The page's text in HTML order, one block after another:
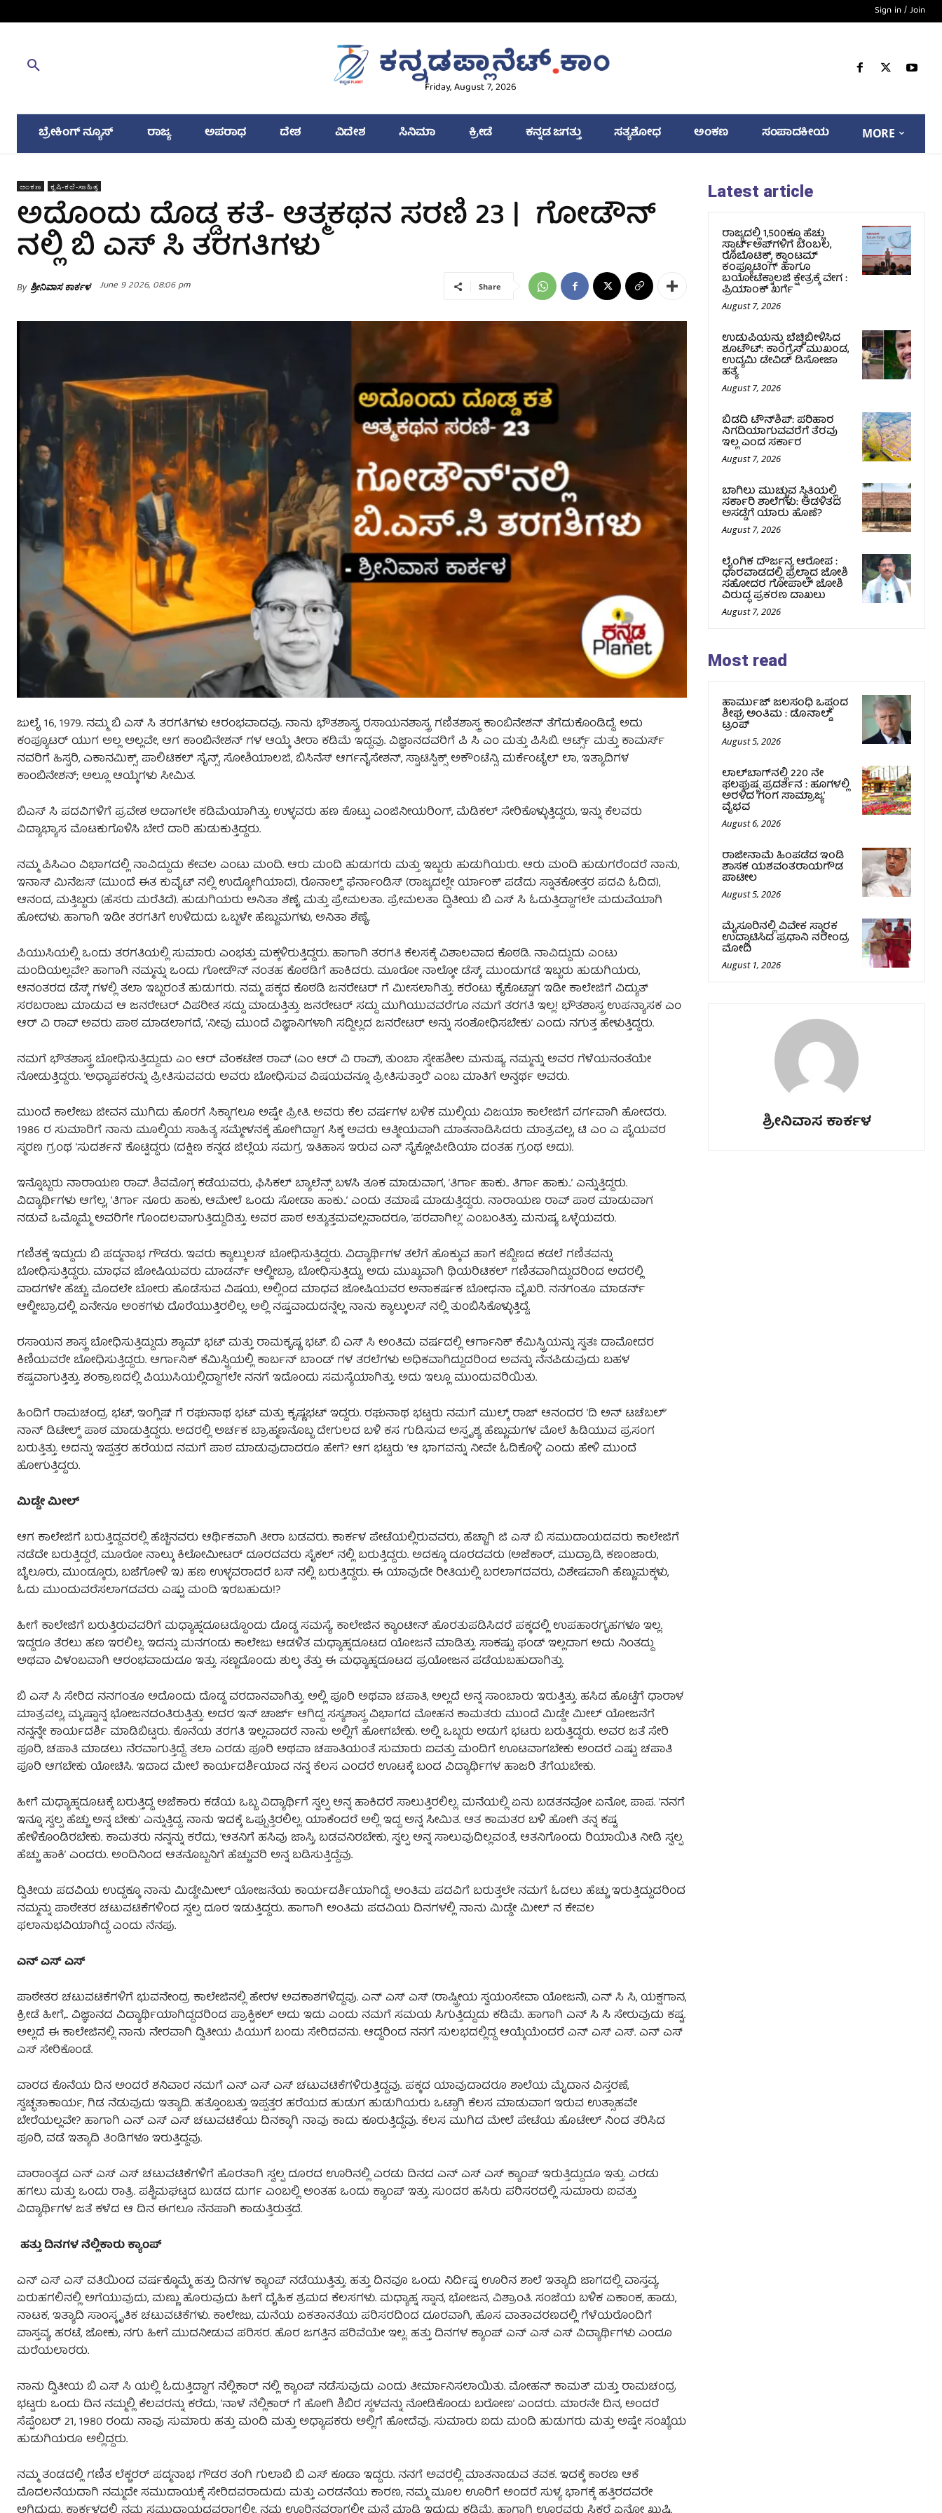
Sign in / Join
Friday, August 7, 2026
ಬ್ರೇಕಿಂಗ್ ನ್ಯೂಸ್ ರಾಜ್ಯ ಅಪರಾಧ ದೇಶ ವಿದೇಶ ಸಿನಿಮಾ ಕ್ರೀಡೆ ಕನ್ನಡ ಜಗತ್ತು ಸತ್ಯಶೋಧ ಅಂಕಣ ಸಂಪಾದಕೀಯ MORE
ಅಂಕಣ ಕೃಷಿ-ಕಲೆ-ಸಾಹಿತ್ಯ
ಅದೊಂದು ದೊಡ್ಡ ಕತೆ- ಆತ್ಮಕಥನ ಸರಣಿ 23 | ಗೋಡೌನ್‌
ನಲ್ಲಿ ಬಿ ಎಸ್‌ ಸಿ ತರಗತಿಗಳು
By ಶ್ರೀನಿವಾಸ ಕಾರ್ಕಳ June 9 2026, 08:06 pm Share
ಜುಲೈ 16, 1979. ನಮ್ಮ ಬಿ ಎಸ್‌ ಸಿ ತರಗತಿಗಳು ಆರಂಭವಾದವು. ನಾನು ಭೌತಶಾಸ್ತ್ರ, ರಸಾಯನಶಾಸ್ತ್ರ, ಗಣಿತಶಾಸ್ತ್ರ ಕಾಂಬಿನೇಶನ್‌ ತೆಗೆದುಕೊಂಡಿದ್ದೆ. ಅದು
ಕಂಪ್ಯೂಟರ್‌ ಯುಗ ಅಲ್ಲ ಅಲ್ಲವೇ, ಆಗ ಕಾಂಬಿನೇಶನ್‌ ಗಳ ಆಯ್ಕೆ ತೀರಾ ಕಡಿಮೆ ಇದ್ದವು. ವಿಜ್ಞಾನದವರಿಗೆ ಪಿ ಸಿ ಎಂ ಮತ್ತು ಪಿಸಿಬಿ. ಆರ್ಟ್ಸ್‌ ಮತ್ತು ಕಾಮರ್ಸ್‌
ನವರಿಗೆ ಹಿಸ್ಟರಿ, ಎಕಾನಮಿಕ್ಸ್‌, ಪಾಲಿಟಿಕಲ್‌ ಸೈನ್ಸ್‌, ಸೋಶಿಯಾಲಜಿ, ಬಿಸಿನೆಸ್‌ ಆರ್ಗನೈಸೇಶನ್‌, ಸ್ಟಾಟಿಸ್ಟಿಕ್ಸ್‌ ಅಕೌಂಟೆನ್ಸಿ, ಮರ್ಕೆಂಟೈಲ್‌ ಲಾ, ಇತ್ಯಾದಿಗಳ
ಕಾಂಬಿನೇಶನ್; ಅಲ್ಲೂ ಆಯ್ಕೆಗಳು ಸೀಮಿತ.
ಬಿಎಸ್‌ ಸಿ ಪದವಿಗಳಿಗೆ ಪ್ರವೇಶ ಅದಾಗಲೇ ಕಡಿಮೆಯಾಗಿತ್ತು. ಉಳ್ಳವರು ಹಣ ಕೊಟ್ಟು ಎಂಜಿನೀಯರಿಂಗ್‌, ಮೆಡಿಕಲ್‌ ಸೇರಿಕೊಳ್ಳುತ್ತಿದ್ದರು, ಇನ್ನು ಕೆಲವರು
ವಿದ್ಯಾಭ್ಯಾಸ ಮೊಟಕುಗೊಳಿಸಿ ಬೇರೆ ದಾರಿ ಹುಡುಕುತ್ತಿದ್ದರು.
ನಮ್ಮ ಪಿಸಿಎಂ ವಿಭಾಗದಲ್ಲಿ ನಾವಿದ್ದುದು ಕೇವಲ ಎಂಟು ಮಂದಿ. ಆರು ಮಂದಿ ಹುಡುಗರು ಮತ್ತು ಇಬ್ಬರು ಹುಡುಗಿಯರು. ಆರು ಮಂದಿ ಹುಡುಗರೆಂದರೆ ನಾನು,
ಇನಾಸ್‌ ಮಿನೆಜಸ್‌ (ಮುಂದೆ ಈತ ಕುವೈಟ್‌ ನಲ್ಲಿ ಉದ್ಯೋಗಿಯಾದ), ರೊನಾಲ್ಡ್‌ ಫೆರ್ನಾಂಡಿಸ್‌ (ರಾಜ್ಯದಲ್ಲೇ ರ್ಯಾಂಕ್ ಪಡೆದು ಸ್ನಾತಕೋತ್ತರ ಪದವಿ ಓದಿದ),
ಆನಂದ, ಮತ್ತಿಬ್ಬರು (ಹೆಸರು ಮರೆತಿದೆ). ಹುಡುಗಿಯರು ಅನಿತಾ ಶೆಣೈ ಮತ್ತು ಪ್ರೇಮಲತಾ. ಪ್ರೇಮಲತಾ ದ್ವಿತೀಯ ಬಿ ಎಸ್‌ ಸಿ ಓದುತ್ತಿದ್ದಾಗಲೇ ಮದುವೆಯಾಗಿ
ಹೋದಳು. ಹಾಗಾಗಿ ಇಡೀ ತರಗತಿಗೆ ಉಳಿದುದು ಒಬ್ಬಳೇ ಹೆಣ್ಣುಮಗಳು, ಅನಿತಾ ಶೆಣೈ.
ಪಿಯುಸಿಯಲ್ಲಿ ಒಂದು ತರಗತಿಯಲ್ಲಿ ಸುಮಾರು ಎಂಭತ್ತು ಮಕ್ಕಳಿರುತ್ತಿದ್ದರು. ಹಾಗಾಗಿ ತರಗತಿ ಕೆಲಸಕ್ಕೆ ವಿಶಾಲವಾದ ಕೊಠಡಿ. ನಾವಿದ್ದುದು ಎಂಟು
ಮಂದಿಯಲ್ಲವೇ? ಹಾಗಾಗಿ ನಮ್ಮನ್ನು ಒಂದು ಗೋಡೌನ್‌ ನಂತಹ ಕೊಠಡಿಗೆ ಹಾಕಿದರು. ಮೂರೋ ನಾಲ್ಕೋ ಡೆಸ್ಕ್. ಮುಂದುಗಡೆ ಇಬ್ಬರು ಹುಡುಗಿಯರು,
ಆನಂತರದ ಡೆಸ್ಕ್‌ ಗಳಲ್ಲಿ ತಲಾ ಇಬ್ಬರಂತೆ ಹುಡುಗರು. ನಮ್ಮ ಪಕ್ಕದ ಕೊಠಡಿ ಜನರೇಟರ್‌ ಗೆ ಮೀಸಲಾಗಿತ್ತು. ಕರೆಂಟು ಕೈಕೊಟ್ಟಾಗ ಇಡೀ ಕಾಲೇಜಿಗೆ ವಿದ್ಯುತ್‌
ಸರಬರಾಜು ಮಾಡುವ ಆ ಜನರೇಟರ್‌ ವಿಪರೀತ ಸದ್ದು ಮಾಡುತ್ತಿತ್ತು. ಜನರೇಟರ್‌ ಸದ್ದು ಮುಗಿಯುವವರೆಗೂ ನಮಗೆ ತರಗತಿ ಇಲ್ಲ! ಭೌತಶಾಸ್ತ್ರ ಉಪನ್ಯಾಸಕ ಎಂ
ಆರ್‌ ವಿ ರಾವ್‌ ಅವರು ಪಾಠ ಮಾಡಲಾಗದೆ, ʼನೀವು ಮುಂದೆ ವಿಜ್ಞಾನಿಗಳಾಗಿ ಸದ್ದಿಲ್ಲದ ಜನರೇಟರ್‌ ಅನ್ನು ಸಂಶೋಧಿಸಬೇಕುʼ ಎಂದು ನಗುತ್ತ ಹೇಳುತ್ತಿದ್ದರು.
ನಮಗೆ ಭೌತಶಾಸ್ತ್ರ ಬೋಧಿಸುತ್ತಿದ್ದುದು ಎಂ ಆರ್‌ ವೆಂಕಟೇಶ ರಾವ್‌ (ಎಂ ಆರ್‌ ವಿ ರಾವ್), ತುಂಬಾ ಸ್ನೇಹಶೀಲ ಮನುಷ್ಯ. ನಮ್ಮನ್ನು ಅವರ ಗೆಳೆಯನಂತೆಯೇ
ನೋಡುತ್ತಿದ್ದರು. ʼಅಧ್ಯಾಪಕರನ್ನು ಪ್ರೀತಿಸುವವರು ಅವರು ಬೋಧಿಸುವ ವಿಷಯವನ್ನೂ ಪ್ರೀತಿಸುತ್ತಾರೆʼ ಎಂಬ ಮಾತಿಗೆ ಅನ್ವರ್ಥ ಅವರು.
ಮುಂದೆ ಕಾಲೇಜು ಜೀವನ ಮುಗಿದು ಹೊರಗೆ ಸಿಕ್ಕಾಗಲೂ ಅಷ್ಟೇ ಪ್ರೀತಿ. ಅವರು ಕೆಲ ವರ್ಷಗಳ ಬಳಿಕ ಮುಲ್ಕಿಯ ವಿಜಯಾ ಕಾಲೇಜಿಗೆ ವರ್ಗವಾಗಿ ಹೋದರು.
1986 ರ ಸುಮಾರಿಗೆ ನಾನು ಮೂಲ್ಕಿಯ ಸಾಹಿತ್ಯ ಸಮ್ಮೇಳನಕ್ಕೆ ಹೋಗಿದ್ದಾಗ ಸಿಕ್ಕ ಅವರು ಆತ್ಮೀಯವಾಗಿ ಮಾತನಾಡಿಸಿದರು ಮಾತ್ರವಲ್ಲ, ಟಿ ಎಂ ಎ ಪೈಯವರ
ಸ್ಮರಣ ಗ್ರಂಥ ʼಸುದರ್ಶನʼ ಕೊಟ್ಟಿದ್ದರು (ದಕ್ಷಿಣ ಕನ್ನಡ ಜಿಲ್ಲೆಯ ಸಮಗ್ರ ಇತಿಹಾಸ ಇರುವ ಎನ್‌ ಸೈಕ್ಲೋಪೀಡಿಯಾ ದಂತಹ ಗ್ರಂಥ ಅದು).
ಇನ್ನೊಬ್ಬರು ನಾರಾಯಣ ರಾವ್. ಶಿವಮೊಗ್ಗ ಕಡೆಯವರು, ಫಿಸಿಕಲ್‌ ಬ್ಯಾಲೆನ್ಸ್‌ ಬಳಸಿ ತೂಕ ಮಾಡುವಾಗ, ʼತಿರ್ಗಾ ಹಾಕು.. ತಿರ್ಗಾ ಹಾಕು..ʼ ಎನ್ನುತ್ತಿದ್ದರು.
ವಿದ್ಯಾರ್ಥಿಗಳು ಆಗೆಲ್ಲ, ʼತಿರ್ಗಾ ನೂರು ಹಾಕು, ಆಮೇಲೆ ಒಂದು ಸೋಡಾ ಹಾಕು..ʼ ಎಂದು ತಮಾಷೆ ಮಾಡುತ್ತಿದ್ದರು. ನಾರಾಯಣ ರಾವ್‌ ಪಾಠ ಮಾಡುವಾಗ
ನಡುವೆ ಒಮ್ಮೊಮ್ಮೆ ಅವರಿಗೇ ಗೊಂದಲವಾಗುತ್ತಿದ್ದುದಿತ್ತು. ಅವರ ಪಾಠ ಅತ್ಯುತ್ತಮವಲ್ಲವಾದರೂ, ʼಪರವಾಗಿಲ್ಲʼ ಎಂಬಂತಿತ್ತು. ಮನುಷ್ಯ ಒಳ್ಳೆಯವರು.
ಗಣಿತಕ್ಕೆ ಇದ್ದುದು ಬಿ ಪದ್ಮನಾಭ ಗೌಡರು. ಇವರು ಕ್ಯಾಲ್ಕುಲಸ್‌ ಬೋಧಿಸುತ್ತಿದ್ದರು. ವಿದ್ಯಾರ್ಥಿಗಳ ತಲೆಗೆ ಹೊಕ್ಕುವ ಹಾಗೆ ಕಬ್ಬಿಣದ ಕಡಲೆ ಗಣಿತವನ್ನು
ಬೋಧಿಸುತ್ತಿದ್ದರು. ಮಾಧವ ಜೋಷಿಯವರು ಮಾಡರ್ನ್‌ ಆಲ್ಜೀಬ್ರಾ ಬೋಧಿಸುತ್ತಿದ್ದು, ಅದು ಮುಖ್ಯವಾಗಿ ಥಿಯರಿಟಿಕಲ್‌ ಗಣಿತವಾಗಿದ್ದುದರಿಂದ ಅದರಲ್ಲಿ
ವಾದಗಳೇ ಹೆಚ್ಚು. ಮೊದಲೇ ಬೋರು ಹೊಡೆಸುವ ವಿಷಯ, ಅಲ್ಲಿಂದ ಮಾಧವ ಜೋಷಿಯವರ ಅನಾಕರ್ಷಕ ಬೋಧನಾ ವೈಖರಿ. ನನಗಂತೂ ಮಾಡರ್ನ್‌
ಆಲ್ಜೀಬ್ರಾದಲ್ಲಿ ಏನೇನೂ ಅಂಕಗಳು ದೊರೆಯುತ್ತಿರಲಿಲ್ಲ. ಅಲ್ಲಿ ನಷ್ಟವಾದುದನ್ನೆಲ್ಲ ನಾನು ಕ್ಯಾಲ್ಕುಲಸ್‌ ನಲ್ಲಿ ತುಂಬಿಸಿಕೊಳ್ಳುತ್ತಿದ್ದೆ.
ರಸಾಯನ ಶಾಸ್ತ್ರ ಬೋಧಿಸುತ್ತಿದ್ದುದು ಶ್ಯಾಮ್‌ ಭಟ್‌ ಮತ್ತು ರಾಮಕೃಷ್ಣ ಭಟ್. ಬಿ ಎಸ್‌ ಸಿ ಅಂತಿಮ ವರ್ಷದಲ್ಲಿ ಆರ್ಗಾನಿಕ್‌ ಕೆಮಿಸ್ಟ್ರ್ರಿಯನ್ನು ಸ್ವತಃ ದಾಮೋದರ
ಕಿಣಿಯವರೇ ಬೋಧಿಸುತ್ತಿದ್ದರು. ಆರ್ಗಾನಿಕ್‌ ಕೆಮಿಸ್ಟ್ರಿಯಲ್ಲಿ ಕಾರ್ಬನ್‌ ಬಾಂಡ್‌ ಗಳ ತರಲೆಗಳು ಅಧಿಕವಾಗಿದ್ದುದರಿಂದ ಅವನ್ನು ನೆನಪಿಡುವುದು ಬಹಳ
ಕಷ್ಟವಾಗುತ್ತಿತ್ತು. ಶಂಕ್ರಾಣದಲ್ಲಿ ಪಿಯುಸಿಯಲ್ಲಿದ್ದಾಗಲೇ ನನಗೆ ಇದೊಂದು ಸಮಸ್ಯೆಯಾಗಿತ್ತು. ಅದು ಇಲ್ಲೂ ಮುಂದುವರಿಯಿತು.
ಹಿಂದಿಗೆ ರಾಮಚಂದ್ರ ಭಟ್‌, ಇಂಗ್ಲಿಷ್‌ ಗೆ ರಘುನಾಥ ಭಟ್‌ ಮತ್ತು ಕೃಷ್ಣಭಟ್‌ ಇದ್ದರು. ರಘುನಾಥ ಭಟ್ಟರು ನಮಗೆ ಮುಲ್ಕ್‌ ರಾಜ್‌ ಆನಂದರ ʼದಿ ಅನ್‌ ಟಚೆಬಲ್‌ʼ
ನಾನ್‌ ಡಿಟೇಲ್ಡ್‌ ಪಾಠ ಮಾಡುತ್ತಿದ್ದರು. ಅದರಲ್ಲಿ ಅರ್ಚಕ ಬ್ರಾಹ್ಮಣನೊಬ್ಬ ದೇಗುಲದ ಬಳಿ ಕಸ ಗುಡಿಸುವ ಅಸ್ಪೃಶ್ಯ ಹೆಣ್ಣುಮಗಳ ಮೊಲೆ ಹಿಡಿಯುವ ಪ್ರಸಂಗ
ಬರುತ್ತಿತ್ತು. ಅದನ್ನು ಇಪ್ಪತ್ತರ ಹರೆಯದ ನಮಗೆ ಪಾಠ ಮಾಡುವುದಾದರೂ ಹೇಗೆ? ಆಗ ಭಟ್ಟರು ʼಆ ಭಾಗವನ್ನು ನೀವೇ ಓದಿಕೊಳ್ಳಿʼ ಎಂದು ಹೇಳಿ ಮುಂದೆ
ಹೋಗುತ್ತಿದ್ದರು.
ಮಿಡ್ಡೇ ಮೀಲ್‌
ಆಗ ಕಾಲೇಜಿಗೆ ಬರುತ್ತಿದ್ದವರಲ್ಲಿ ಹೆಚ್ಚಿನವರು ಆರ್ಥಿಕವಾಗಿ ತೀರಾ ಬಡವರು. ಕಾರ್ಕಳ ಪೇಟೆಯಲ್ಲಿರುವವರು, ಹೆಚ್ಚಾಗಿ ಜಿ ಎಸ್‌ ಬಿ ಸಮುದಾಯದವರು ಕಾಲೇಜಿಗೆ
ನಡೆದೇ ಬರುತ್ತಿದ್ದರೆ, ಮೂರೋ ನಾಲ್ಕು ಕಿಲೋಮೀಟರ್‌ ದೂರದವರು ಸೈಕಲ್‌ ನಲ್ಲಿ ಬರುತ್ತಿದ್ದರು. ಅದಕ್ಕೂ ದೂರದವರು (ಅಜೆಕಾರ್‌, ಮುದ್ರಾಡಿ, ಕಣಂಜಾರು,
ಬೈಲೂರು, ಮುಂಡ್ಕೂರು, ಬಜೆಗೋಳಿ ಇ.) ಹಣ ಉಳ್ಳವರಾದರೆ ಬಸ್‌ ನಲ್ಲಿ ಬರುತ್ತಿದ್ದರು. ಈ ಯಾವುದೇ ರೀತಿಯಲ್ಲಿ ಬರಲಾಗದವರು, ವಿಶೇಷವಾಗಿ ಹೆಣ್ಣುಮಕ್ಕಳು,
ಓದು ಮುಂದುವರೆಸಲಾಗದವರು ಎಷ್ಟು ಮಂದಿ ಇರಬಹುದು!?
ಹೀಗೆ ಕಾಲೇಜಿಗೆ ಬರುತ್ತಿರುವವರಿಗೆ ಮಧ್ಯಾಹ್ನದೂಟದ್ದೊಂದು ದೊಡ್ಡ ಸಮಸ್ಯೆ. ಕಾಲೇಜಿನ ಕ್ಯಾಂಟೀನ್‌ ಹೊರತುಪಡಿಸಿದರೆ ಪಕ್ಕದಲ್ಲಿ ಉಪಹಾರಗೃಹಗಳೂ ಇಲ್ಲ.
ಇದ್ದರೂ ತೆರಲು ಹಣ ಇರಲಿಲ್ಲ. ಇದನ್ನು ಮನಗಂಡು ಕಾಲೇಜು ಆಡಳಿತ ಮಧ್ಯಾಹ್ನದೂಟದ ಯೋಜನೆ ಮಾಡಿತ್ತು. ಸಾಕಷ್ಟು ಫಂಡ್‌ ಇಲ್ಲದಾಗ ಅದು ನಿಂತದ್ದು
ಅಥವಾ ವಿಳಂಬವಾಗಿ ಆರಂಭವಾದುದೂ ಇತ್ತು. ಸಣ್ಣದೊಂದು ಶುಲ್ಕ ತೆತ್ತು ಈ ಮಧ್ಯಾಹ್ನದೂಟದ ಪ್ರಯೋಜನ ಪಡೆಯಬಹುದಾಗಿತ್ತು.
ಬಿ ಎಸ್‌ ಸಿ ಸೇರಿದ ನನಗಂತೂ ಅದೊಂದು ದೊಡ್ಡ ವರದಾನವಾಗಿತ್ತು. ಅಲ್ಲಿ ಪೂರಿ ಅಥವಾ ಚಪಾತಿ, ಅಲ್ಲದೆ ಅನ್ನ ಸಾಂಬಾರು ಇರುತ್ತಿತ್ತು. ಹಸಿದ ಹೊಟ್ಟೆಗೆ ಧಾರಾಳ
ಮಾತ್ರವಲ್ಲ, ಮೃಷ್ಟಾನ್ನ ಭೋಜನದಂತಿರುತ್ತಿತ್ತು. ಅದರ ಇನ್‌ ಚಾರ್ಜ್‌ ಆಗಿದ್ದ ಸಸ್ಯಶಾಸ್ತ್ರ ವಿಭಾಗದ ಮೋಹನ ಕಾಮತರು ಮುಂದೆ ಮಿಡ್ಡೇ ಮೀಲ್‌ ಯೋಜನೆಗೆ
ನನ್ನನ್ನೇ ಕಾರ್ಯದರ್ಶಿ ಮಾಡಿಬಿಟ್ಟರು. ಕೊನೆಯ ತರಗತಿ ಇಲ್ಲವಾದರೆ ನಾನು ಅಲ್ಲಿಗೆ ಹೋಗಬೇಕು. ಅಲ್ಲಿ ಒಬ್ಬರು ಅಡುಗೆ ಭಟರು ಬರುತ್ತಿದ್ದರು. ಅವರ ಜತೆ ಸೇರಿ
ಪೂರಿ, ಚಪಾತಿ ಮಾಡಲು ನೆರವಾಗುತ್ತಿದ್ದೆ. ತಲಾ ಎರಡು ಪೂರಿ ಅಥವಾ ಚಪಾತಿಯಂತೆ ಸುಮಾರು ಐವತ್ತು ಮಂದಿಗೆ ಊಟವಾಗಬೇಕು ಅಂದರೆ ಎಷ್ಟು ಚಪಾತಿ
ಪೂರಿ ಆಗಬೇಕು ಯೋಚಿಸಿ. ಇದಾದ ಮೇಲೆ ಕಾರ್ಯದರ್ಶಿಯಾದ ನನ್ನ ಕೆಲಸ ಎಂದರೆ ಊಟಕ್ಕೆ ಬಂದ ವಿದ್ಯಾರ್ಥಿಗಳ ಹಾಜರಿ ತೆಗೆಯಬೇಕು.
ಹೀಗೆ ಮಧ್ಯಾಹ್ನದೂಟಕ್ಕೆ ಬರುತ್ತಿದ್ದ ಅಜೆಕಾರು ಕಡೆಯ ಒಬ್ಬ ವಿದ್ಯಾರ್ಥಿಗೆ ಸ್ವಲ್ಪ ಅನ್ನ ಹಾಕಿದರೆ ಸಾಲುತ್ತಿರಲಿಲ್ಲ. ಮನೆಯಲ್ಲಿ ಏನು ಬಡತನವೋ ಏನೋ, ಪಾಪ. ʼನನಗೆ
ಇನ್ನೂ ಸ್ವಲ್ಪ ಹೆಚ್ಚು ಅನ್ನ ಬೇಕುʼ ಎನ್ನುತ್ತಿದ್ದ. ನಾನು ಇದಕ್ಕೆ ಒಪ್ಪುತ್ತಿರಲಿಲ್ಲ. ಯಾಕೆಂದರೆ ಅಲ್ಲಿ ಇದ್ದ ಅನ್ನ ಸೀಮಿತ. ಆತ ಕಾಮತರ ಬಳಿ ಹೋಗಿ ತನ್ನ ಕಷ್ಟ
ಹೇಳಿಕೊಂಡಿರಬೇಕು. ಕಾಮತರು ನನ್ನನ್ನು ಕರೆದು, ʼಆತನಿಗೆ ಹಸಿವು ಜಾಸ್ತಿ, ಬಡವನಿರಬೇಕು, ಸ್ವಲ್ಪ ಅನ್ನ ಸಾಲುವುದಿಲ್ಲವಂತೆ, ಆತನಿಗೊಂದು ರಿಯಾಯಿತಿ ನೀಡಿ ಸ್ವಲ್ಪ
ಹೆಚ್ಚು ಹಾಕಿʼ ಎಂದರು. ಅಂದಿನಿಂದ ಆತನೊಬ್ಬನಿಗೆ ಹೆಚ್ಚುವರಿ ಅನ್ನ ಬಡಿಸುತ್ತಿದ್ದೆವು.
ದ್ವಿತೀಯ ಪದವಿಯ ಉದ್ದಕ್ಕೂ ನಾನು ಮಿಡ್ಡೇಮೀಲ್‌ ಯೋಜನೆಯ ಕಾರ್ಯದರ್ಶಿಯಾಗಿದ್ದೆ. ಅಂತಿಮ ಪದವಿಗೆ ಬರುತ್ತಲೇ ನಮಗೆ ಓದಲು ಹೆಚ್ಚು ಇರುತ್ತಿದ್ದುದರಿಂದ
ನಮ್ಮನ್ನು ಪಾಠೇತರ ಚಟುವಟಿಕೆಗಳಿಂದ ಸ್ವಲ್ಪ ದೂರ ಇಡುತ್ತಿದ್ದರು. ಹಾಗಾಗಿ ಅಂತಿಮ ಪದವಿಯ ದಿನಗಳಲ್ಲಿ ನಾನು ಮಿಡ್ಡೇ ಮೀಲ್‌ ನ ಕೇವಲ
ಫಲಾನುಭವಿಯಾಗಿದ್ದೆ ಎಂದು ನೆನಪು.
ಎನ್‌ ಎಸ್‌ ಎಸ್
ಪಾಠೇತರ ಚಟುವಟಿಕೆಗಳಿಗೆ ಭುವನೇಂದ್ರ ಕಾಲೇಜಿನಲ್ಲಿ ಹೇರಳ ಅವಕಾಶಗಳಿದ್ದವು. ಎನ್‌ ಎಸ್‌ ಎಸ್‌ (ರಾಷ್ಟ್ರೀಯ ಸ್ವಯಂಸೇವಾ ಯೋಜನೆ), ಎನ್‌ ಸಿ ಸಿ, ಯಕ್ಷಗಾನ,
ಕ್ರೀಡೆ ಹೀಗೆ,.. ವಿಜ್ಞಾನದ ವಿದ್ಯಾರ್ಥಿಯಾಗಿದ್ದದರಿಂದ ಪ್ರಾಕ್ಟಿಕಲ್‌ ಅದು ಇದು ಎಂದು ನಮಗೆ ಸಮಯ ಸಿಗುತ್ತಿದ್ದುದು ಕಡಿಮೆ. ಹಾಗಾಗಿ ಎನ್‌ ಸಿ ಸಿ ಸೇರುವುದು ಕಷ್ಟ.
ಅಲ್ಲದೆ ಈ ಕಾಲೇಜಿನಲ್ಲಿ ನಾನು ನೇರವಾಗಿ ದ್ವಿತೀಯ ಪಿಯುಗೆ ಬಂದು ಸೇರಿದವನು. ಆದ್ದರಿಂದ ನನಗೆ ಸುಲಭದಲ್ಲಿದ್ದ ಆಯ್ಕೆಯೆಂದರೆ ಎನ್‌ ಎಸ್‌ ಎಸ್. ಎನ್‌ ಎಸ್‌
ಎಸ್‌ ಸೇರಿಕೊಂಡೆ.
ವಾರದ ಕೊನೆಯ ದಿನ ಅಂದರೆ ಶನಿವಾರ ನಮಗೆ ಎನ್‌ ಎಸ್‌ ಎಸ್‌ ಚಟುವಟಿಕೆಗಳಿರುತ್ತಿದ್ದವು. ಪಕ್ಕದ ಯಾವುದಾದರೂ ಶಾಲೆಯ ಮೈದಾನ ವಿಸ್ತರಣೆ,
ಸ್ವಚ್ಛತಾಕಾರ್ಯ, ಗಿಡ ನೆಡುವುದು ಇತ್ಯಾದಿ. ಹತ್ತೊಂಬತ್ತು ಇಪ್ಪತ್ತರ ಹರೆಯದ ಹುಡುಗ ಹುಡುಗಿಯರು ಒಟ್ಟಾಗಿ ಕೆಲಸ ಮಾಡುವಾಗ ಇರುವ ಉತ್ಸಾಹವೇ
ಬೇರೆಯಲ್ಲವೇ? ಹಾಗಾಗಿ ಎನ್‌ ಎಸ್‌ ಎಸ್‌ ಚಟುವಟಿಕೆಯ ದಿನಕ್ಕಾಗಿ ನಾವು ಕಾದು ಕೂರುತ್ತಿದ್ದೆವು. ಕೆಲಸ ಮುಗಿದ ಮೇಲೆ ಪೇಟೆಯ ಹೊಟೇಲ್‌ ನಿಂದ ತರಿಸಿದ
ಪೂರಿ, ವಡೆ ಇತ್ಯಾದಿ ತಿಂಡಿಗಳೂ ಇರುತ್ತಿದ್ದವು.
ವಾರಾಂತ್ಯದ ಎನ್‌ ಎಸ್‌ ಎಸ್‌ ಚಟುವಟಿಕೆಗಳಿಗೆ ಹೊರತಾಗಿ ಸ್ವಲ್ಪ ದೂರದ ಊರಿನಲ್ಲಿ ಎರಡು ದಿನದ ಎನ್‌ ಎಸ್‌ ಎಸ್‌ ಕ್ಯಾಂಪ್‌ ಇರುತ್ತಿದ್ದುದೂ ಇತ್ತು. ಎರಡು
ಹಗಲು ಮತ್ತು ಒಂದು ರಾತ್ರಿ. ಪಶ್ಚಿಮಘಟ್ಟದ ಬುಡದ ದುರ್ಗ ಎಂಬಲ್ಲಿ ಅಂತಹ ಒಂದು ಕ್ಯಾಂಪ್‌ ಇತ್ತು. ಸುಂದರ ಹಸಿರು ಪರಿಸರದಲ್ಲಿ ಸುಮಾರು ಐವತ್ತು
ವಿದ್ಯಾರ್ಥಿಗಳ ಜತೆ ಕಳೆದ ಆ ದಿನ ಈಗಲೂ ನೆನಪಾಗಿ ಕಾಡುತ್ತಿರುತ್ತದೆ.
ಹತ್ತು ದಿನಗಳ ನೆಲ್ಲಿಕಾರು ಕ್ಯಾಂಪ್‌
ಎನ್‌ ಎಸ್‌ ಎಸ್‌ ವತಿಯಿಂದ ವರ್ಷಕ್ಕೊಮ್ಮೆ ಹತ್ತು ದಿನಗಳ ಕ್ಯಾಂಪ್‌ ನಡೆಯುತ್ತಿತ್ತು. ಹತ್ತು ದಿನವೂ ಒಂದು ನಿರ್ದಿಷ್ಟ ಊರಿನ ಶಾಲೆ ಇತ್ಯಾದಿ ಜಾಗದಲ್ಲಿ ವಾಸ್ತವ್ಯ.
ಏರುಹಗಲಿನಲ್ಲಿ ಅಗೆಯುವುದು, ಮಣ್ಣು ಹೊರುವುದು ಹೀಗೆ ದೈಹಿಕ ಶ್ರಮದ ಕೆಲಸಗಳು. ಮಧ್ಯಾಹ್ನ ಸ್ನಾನ, ಭೋಜನ, ವಿಶ್ರಾಂತಿ. ಸಂಜೆಯ ಬಳಿಕ ಏಕಾಂಕ, ಹಾಡು,
ನಾಟಕ, ಇತ್ಯಾದಿ ಸಾಂಸ್ಕೃತಿಕ ಚಟುವಟಿಕೆಗಳು. ಕಾಲೇಜು, ಮನೆಯ ಏಕತಾನತೆಯ ಪರಿಸರದಿಂದ ದೂರವಾಗಿ, ಹೊಸ ವಾತಾವರಣದಲ್ಲಿ ಗೆಳೆಯರೊಂದಿಗೆ
ವಾಸ್ತವ್ಯ, ಹರಟೆ, ಜೋಕು, ನಗು ಹೀಗೆ ಮುದನೀಡುವ ಪರಿಸರ. ಹೊರ ಜಗತ್ತಿನ ಪರಿವೆಯೇ ಇಲ್ಲ. ಹತ್ತು ದಿನಗಳ ಕ್ಯಾಂಪ್‌ ಎನ್‌ ಎಸ್‌ ಎಸ್‌ ವಿದ್ಯಾರ್ಥಿಗಳು ಎಂದೂ
ಮರೆಯಲಾರರು.
ನಾನು ದ್ವಿತೀಯ ಬಿ ಎಸ್‌ ಸಿ ಯಲ್ಲಿ ಓದುತ್ತಿದ್ದಾಗ ನೆಲ್ಲಿಕಾರ್‌ ನಲ್ಲಿ ಕ್ಯಾಂಪ್‌ ನಡೆಸುವುದು ಎಂದು ತೀರ್ಮಾನಿಸಲಾಯಿತು. ಮೋಹನ್‌ ಕಾಮತ್‌ ಮತ್ತು ರಾಮಚಂದ್ರ
ಭಟ್ಟರು ಒಂದು ದಿನ ನಮ್ಮಲ್ಲಿ ಕೆಲವರನ್ನು ಕರೆದು, ʼನಾಳೆ ನೆಲ್ಲಿಕಾರ್‌ ಗೆ ಹೋಗಿ ಶಿಬಿರ ಸ್ಥಳವನ್ನು ನೋಡಿಕೊಂಡು ಬರೋಣʼ ಎಂದರು. ಮಾರನೇ ದಿನ, ಅಂದರೆ
ಸೆಪ್ಟೆಂಬರ್‌ 21, 1980 ರಂದು ನಾವು ಸುಮಾರು ಹತ್ತು ಮಂದಿ ಮತ್ತು ಅಧ್ಯಾಪಕರು ಅಲ್ಲಿಗೆ ಹೋದೆವು. ಸುಮಾರು ಐದು ಮಂದಿ ಹುಡುಗರು ಮತ್ತು ಅಷ್ಟೇ ಸಂಖ್ಯೆಯ
ಹುಡುಗಿಯರೂ ಅಲ್ಲಿದ್ದರು.
ನಮ್ಮ ತಂಡದಲ್ಲಿ‌ ಗಣಿತ ಲೆಕ್ಚರರ್ ಪದ್ಮನಾಭ ಗೌಡರ ತಂಗಿ ಗುಲಾಬಿ ಬಿ ಎಸ್‌ ಕೂಡಾ ಇದ್ದರು. ನನಗೆ ಅವರಲ್ಲಿ ಮಾತನಾಡುವ ತವಕ. ಇದಕ್ಕೆ ಕಾರಣ ಆಕೆ
ಮೊದಲನೆಯದಾಗಿ ನಮ್ಮದೇ ಸಮುದಾಯಕ್ಕೆ ಸೇರಿದವರಾದುದು ಮತ್ತು ಎರಡನೆಯ ಕಾರಣ, ನಮ್ಮ ಮೂಲ ಊರಿಗೆ ಅಂದರೆ ಸುಳ್ಯ ಭಾಗಕ್ಕೆ ಹತ್ತಿರದವರೇ
Latest article
ರಾಜ್ಯದಲ್ಲಿ 1,500ಕ್ಕೂ ಹೆಚ್ಚು
ಸ್ಟಾರ್ಟ್‌ಅಪ್‌ಗಳಿಗೆ ಬೆಂಬಲ,
ರೊಬೊಟಿಕ್ಸ್, ಕ್ವಾಂಟಮ್
ಕಂಪ್ಯೂಟಿಂಗ್ ಹಾಗೂ
ಬಯೋಟೆಕ್ನಾಲಜಿ ಕ್ಷೇತ್ರಕ್ಕೆ ವೇಗ :
ಪ್ರಿಯಾಂಕ್‌ ಖರ್ಗೆ
August 7, 2026
ಉಡುಪಿಯನ್ನು ಬೆಚ್ಚಿಬೀಳಿಸಿದ
ಶೂಟೌಟ್‌: ಕಾಂಗ್ರೆಸ್‌ ಮುಖಂಡ,
ಉದ್ಯಮಿ ಡೇವಿಡ್ ಡಿಸೋಜಾ
ಹತ್ಯೆ
August 7, 2026
ಬಿಡದಿ ಟೌನ್‌ಶಿಪ್‌: ಪರಿಹಾರ
ನಿಗದಿಯಾಗುವವರೆಗೆ ತೆರವು
ಇಲ್ಲ ಎಂದ ಸರ್ಕಾರ
August 7, 2026
ಬಾಗಿಲು ಮುಚ್ಚುವ ಸ್ಥಿತಿಯಲ್ಲಿ
ಸರ್ಕಾರಿ ಶಾಲೆಗಳು: ಆಡಳಿತದ
ಅಸಡ್ಡೆಗೆ ಯಾರು ಹೊಣೆ?
August 7, 2026
ಲೈಂಗಿಕ ದೌರ್ಜನ್ಯ ಆರೋಪ :
ಧಾರವಾಡದಲ್ಲಿ ಪ್ರಲ್ಹಾದ ಜೋಶಿ
ಸಹೋದರ ಗೋಪಾಲ್ ಜೋಶಿ
ವಿರುದ್ಧ ಪ್ರಕರಣ ದಾಖಲು
August 7, 2026
Most read
ಹಾರ್ಮುಜ್‌ ಜಲಸಂಧಿ ಒಪ್ಪಂದ
ಶೀಘ್ರ ಅಂತಿಮ : ಡೊನಾಲ್ಡ್‌
ಟ್ರಂಪ್‌
August 5, 2026
ಲಾಲ್‍ಬಾಗ್‍ನಲ್ಲಿ 220 ನೇ
ಫಲಪುಷ್ಪ ಪ್ರದರ್ಶನ : ಹೂಗಳಲ್ಲಿ
ಅರಳಿದ ‘ಗಂಗ ಸಾಮ್ರಾಜ್ಯ’
ವೈಭವ
August 6, 2026
ರಾಜೀನಾಮೆ ಹಿಂಪಡೆದ ಇಂಡಿ
ಶಾಸಕ ಯಶವಂತರಾಯಗೌಡ
ಪಾಟೀಲ
August 5, 2026
ಮೈಸೂರಿನಲ್ಲಿ ವಿವೇಕ ಸ್ಮಾರಕ
ಉದ್ಘಾಟಿಸಿದ ಪ್ರಧಾನಿ ನರೇಂದ್ರ
ಮೋದಿ
August 1, 2026
ಶ್ರೀನಿವಾಸ ಕಾರ್ಕಳ